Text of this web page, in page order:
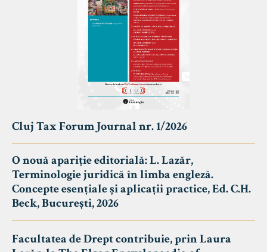
Cluj Tax Forum Journal nr. 1/2026
O nouă apariție editorială: L. Lazăr,
Terminologie juridică în limba engleză.
Concepte esențiale și aplicații practice, Ed. C.H.
Beck, București, 2026
Facultatea de Drept contribuie, prin Laura